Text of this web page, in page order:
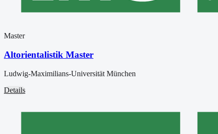
Master
Altorientalistik Master
Ludwig-Maximilians-Universität München
Details